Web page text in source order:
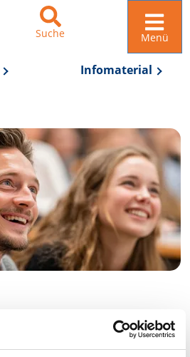
Suche Menü
Infomaterial
– Infos rund ums